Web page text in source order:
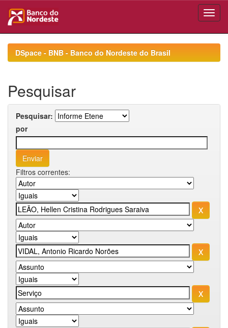
navigationDSpace - BNB - Banco do Nordeste do Brasil
Pesquisar
Pesquisar:
por
Filtros correntes: